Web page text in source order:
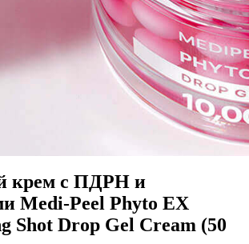
крем с ПДРН и
Medi-Peel Phyto EX
Shot Drop Gel Cream (50